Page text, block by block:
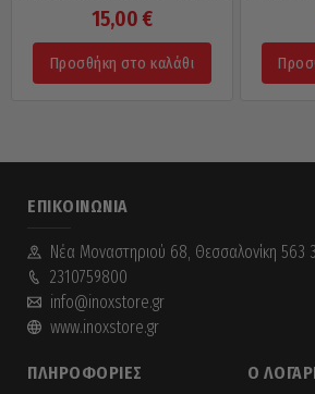
15,00 €
Προσθήκη στο καλάθι
ΕΠΙΚΟΙΝΩΝΊΑ
Νέα Mοναστηριού 68, Θεσσαλονίκη 563
2310759800
info@inoxstore.gr
www.inoxstore.gr
ΠΛΗΡΟΦΟΡΊΕΣ Ο